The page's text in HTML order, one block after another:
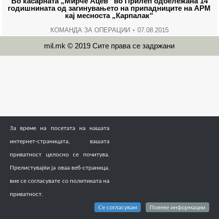
годишнината од загинувањето на припадниците на АРМ
кај месноста „Карпалак“
КОМАНДА ЗА ОПЕРАЦИИ 07.08.2015
mil.mk © 2019 Сите права се задржани
За време на посетата на нашата
интернет-страницата, вашата
приватност целосно се почитува.
Прелистувајќи ја оваа веб-страница,
вие се согласувате со политиката на
приватност.
Се согласувам Повеќе информации